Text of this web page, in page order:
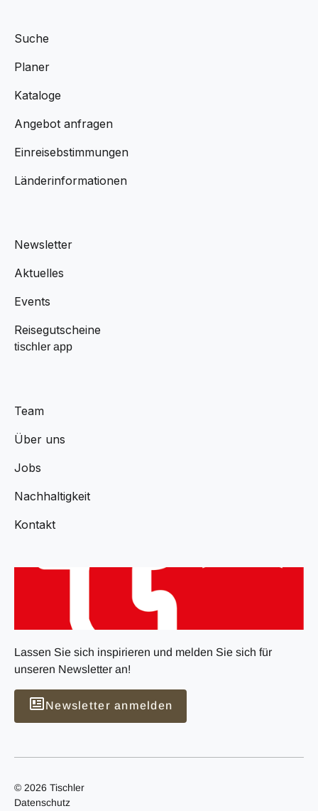
Suche
Planer
Kataloge
Angebot anfragen
Einreisebstimmungen
Länderinformationen
Newsletter
Aktuelles
Events
Reisegutscheine
tischler app
Team
Über uns
Jobs
Nachhaltigkeit
Kontakt
Lassen Sie sich inspirieren und melden Sie sich für
unseren Newsletter an!
Newsletter anmelden
© 2026 Tischler
Datenschutz